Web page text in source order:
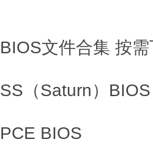
BIOS文件合集 按
SS（Saturn）BIOS
PCE BIOS